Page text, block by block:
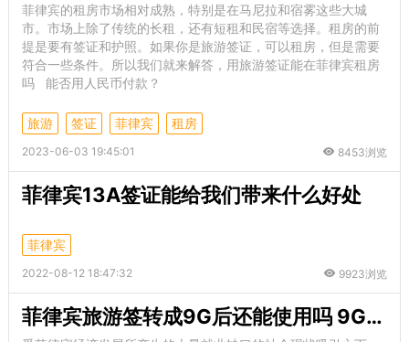
菲律宾的租房市场相对成熟，特别是在马尼拉和宿雾这些大城
市。市场上除了传统的长租，还有短租和民宿等选择。租房的前
提是要有签证和护照。如果你是旅游签证，可以租房，但是需要
符合一些条件。所以我们就来解答，用旅游签证能在菲律宾租房
吗 能否用人民币付款？
旅游 签证 菲律宾 租房
2023-06-03 19:45:01 8453浏览
菲律宾13A签证能给我们带来什么好处
菲律宾
2022-08-12 18:47:32 9923浏览
菲律宾旅游签转成9G后还能使用吗 9G的有效期是多长